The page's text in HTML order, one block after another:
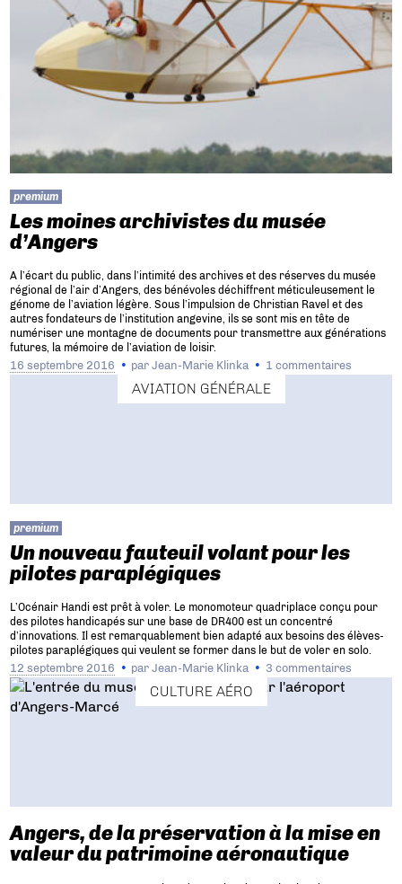
premium
Les moines archivistes du musée
d’Angers
A l’écart du public, dans l’intimité des archives et des réserves du musée
régional de l’air d’Angers, des bénévoles déchiffrent méticuleusement le
génome de l’aviation légère. Sous l’impulsion de Christian Ravel et des
autres fondateurs de l’institution angevine, ils se sont mis en tête de
numériser une montagne de documents pour transmettre aux générations
futures, la mémoire de l’aviation de loisir.
16 septembre 2016 parJean-Marie Klinka 1 commentaires
AVIATION GÉNÉRALE
premium
Un nouveau fauteuil volant pour les
pilotes paraplégiques
L’Océnair Handi est prêt à voler. Le monomoteur quadriplace conçu pour
des pilotes handicapés sur une base de DR400 est un concentré
d’innovations. Il est remarquablement bien adapté aux besoins des élèves-
pilotes paraplégiques qui veulent se former dans le but de voler en solo.
12 septembre 2016 parJean-Marie Klinka 3 commentaires
CULTURE AÉRO
Angers, de la préservation à la mise en
valeur du patrimoine aéronautique